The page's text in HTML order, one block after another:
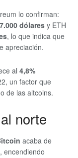
lo confirman:
dólares y ETH
, lo que indica que
apreciación.
al 4,8%
un factor que
de las altcoins.
norte
acaba de
encendiendo